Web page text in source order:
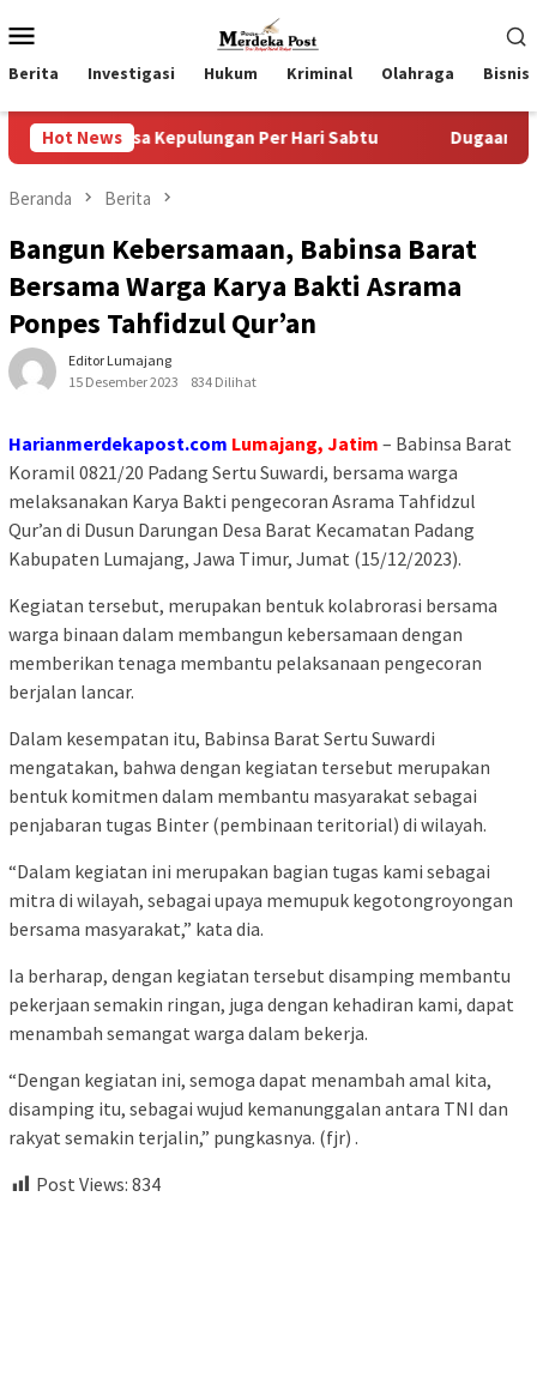
ke
kontenMobile
Berita Investigasi Hukum Kriminal Olahraga Bisnis
Hot News
Kepulungan Per Hari Sabtu Dugaan Pungli SKAB di
Beranda Berita
Bangun Kebersamaan, Babinsa Barat
Bersama Warga Karya Bakti Asrama
Ponpes Tahfidzul Qur’an
Editor Lumajang
15 Desember 2023
834 Dilihat
Harianmerdekapost.com Lumajang, Jatim – Babinsa Barat
Koramil 0821/20 Padang Sertu Suwardi, bersama warga
melaksanakan Karya Bakti pengecoran Asrama Tahfidzul
Qur’an di Dusun Darungan Desa Barat Kecamatan Padang
Kabupaten Lumajang, Jawa Timur, Jumat (15/12/2023).
Kegiatan tersebut, merupakan bentuk kolabrorasi bersama
warga binaan dalam membangun kebersamaan dengan
memberikan tenaga membantu pelaksanaan pengecoran
berjalan lancar.
Dalam kesempatan itu, Babinsa Barat Sertu Suwardi
mengatakan, bahwa dengan kegiatan tersebut merupakan
bentuk komitmen dalam membantu masyarakat sebagai
penjabaran tugas Binter (pembinaan teritorial) di wilayah.
“Dalam kegiatan ini merupakan bagian tugas kami sebagai
mitra di wilayah, sebagai upaya memupuk kegotongroyongan
bersama masyarakat,” kata dia.
Ia berharap, dengan kegiatan tersebut disamping membantu
pekerjaan semakin ringan, juga dengan kehadiran kami, dapat
menambah semangat warga dalam bekerja.
“Dengan kegiatan ini, semoga dapat menambah amal kita,
disamping itu, sebagai wujud kemanunggalan antara TNI dan
rakyat semakin terjalin,” pungkasnya. (fjr) .
Post Views: 834